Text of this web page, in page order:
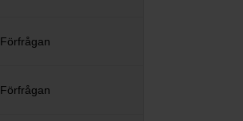
Förfrågan
Förfrågan